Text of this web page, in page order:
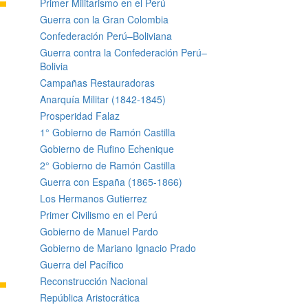
Primer Militarismo en el Perú
Guerra con la Gran Colombia
Confederación Perú–Boliviana
Guerra contra la Confederación Perú–
Bolivia
Campañas Restauradoras
Anarquía Militar (1842-1845)
Prosperidad Falaz
1° Gobierno de Ramón Castilla
Gobierno de Rufino Echenique
2° Gobierno de Ramón Castilla
Guerra con España (1865-1866)
Los Hermanos Gutierrez
Primer Civilismo en el Perú
Gobierno de Manuel Pardo
Gobierno de Mariano Ignacio Prado
Guerra del Pacífico
Reconstrucción Nacional
República Aristocrática